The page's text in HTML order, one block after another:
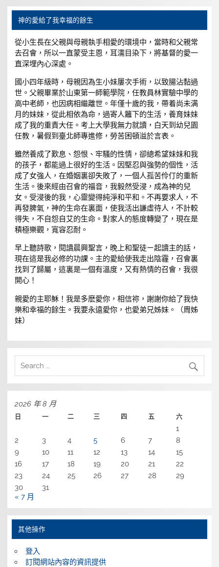
神的愛給了我幸福的餘生
從小生長在父親與母親執手相愛的環境中，當時和父親常
去召會，所以一直蒙受主恩，耳濡目染下，將基督的愛一
直深埋內心深處。
國小四年級時，母親因為生小妹屢次手術，以致腸沾黏過
世。父親畢業於山東第一師範學院，任教員林實驗中學的
高中老師，也因病相繼離世。年僅十歲的我，帶着尚未满
月的妹妹，從此相依為命，過寄人籬下的生活，養育妹妹
成了我的重責大任。考上大學我無力就讀，白天到幼兒園
任教，暑假到臺北師專進修，勞苦困頓溢於言表。
雖然養成了歎息、怨恨、牢騷的性情，卻總希望妹妹和我
的孩子，都能過上很好的生活。因堅忍與強勢的個性，活
成了女強人，在婚姻裏卻失敗了，一個人孤苦伶仃的重新
生活。後來經由召會的福音，我毅然受浸，成為神的兒
女。受浸後的我，心靈變得純淨和平和。不再要求人，不
再發脾氣，神的生命在裏面，使我活出謙虛待人，不計較
得失，不自怨自艾的生命。對家人的態度轉變了，現在是
積極樂觀，寬容忍耐。
早上聽詩歌，閱讀晨興聖言，晚上和聖徒ㄧ起讀主的話，
現在這是我必修的功課。主的愛給使我走出陰霾，召會裏
找到了歸屬，這裏是一個有溫度，又有熱情的召會，我很
開心！
親愛的主耶穌！我是多麽愛你，相信祢，謝謝你給了我快
樂和幸福的餘生。我要永遠愛你，也愛弟兄姊妹。（周姊
妹）
2026 年 8 月
日 一 二 三 四 五 六
1
2
3 4 5 6 7
8
9
10 11 12 13 14
15
16
17 18 19 20 21
22
23
24 25 26 27 28
29
30
31
« 7 月
其他操作
登入
訂閱網站內容的資訊提供